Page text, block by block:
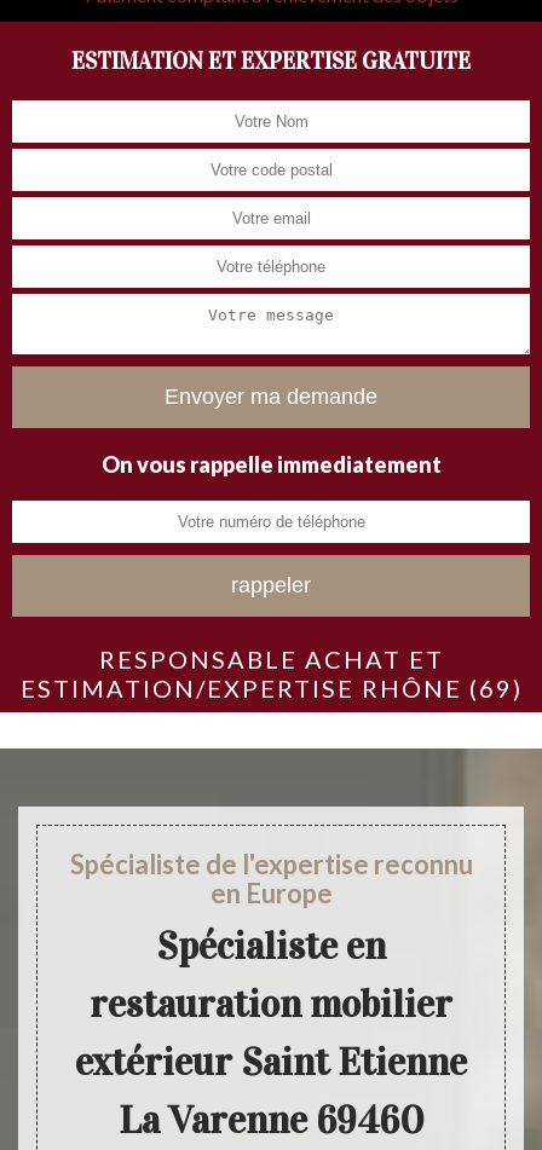
ESTIMATION ET EXPERTISE GRATUITE
On vous rappelle immediatement
RESPONSABLE ACHAT ET
ESTIMATION/EXPERTISE RHÔNE (69)
Spécialiste de l'expertise reconnu
en Europe
Spécialiste en
restauration mobilier
extérieur Saint Etienne
La Varenne 69460